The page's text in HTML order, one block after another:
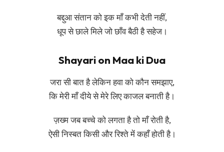
बद्दुआ संतान को इक माँ कभी देती नहीं,
धूप से छाले मिले जो छाँव बैठी है सहेज।
Shayari on Maa ki Dua
जरा सी बात है लेकिन हवा को कौन समझाए,
कि मेरी माँ दीये से मेरे लिए काजल बनाती है।
ज़ख्म जब बच्चे को लगता है तो माँ रोती है,
ऐसी निस्बत किसी और रिश्ते में कहाँ होती है।